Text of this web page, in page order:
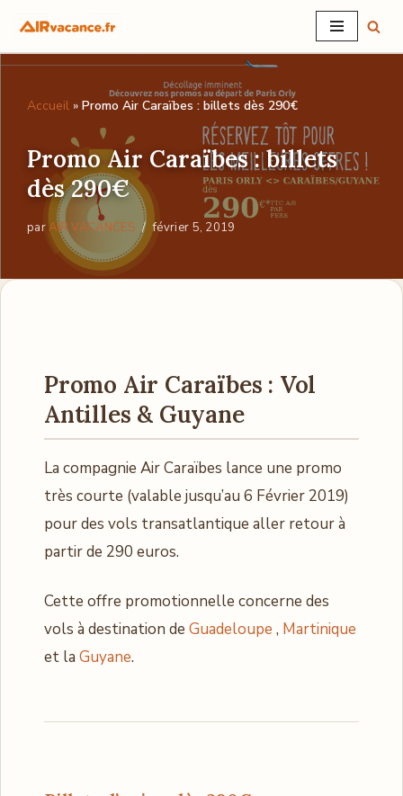
Aller
contenu
Accueil » Promo Air Caraïbes : billets dès 290€
Promo Air Caraïbes : billets
dès 290€
parAIR VACANCES février 5, 2019
Promo Air Caraïbes : Vol
Antilles & Guyane
La compagnie Air Caraïbes lance une promo
très courte (valable jusqu’au 6 Février 2019)
pour des vols transatlantique aller retour à
partir de 290 euros.
Cette offre promotionnelle concerne des
vols à destination de Guadeloupe , Martinique
et la Guyane.